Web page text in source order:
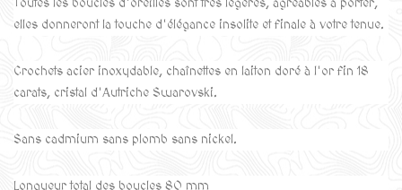
Toutes les boucles d'oreilles sont très légères, agréables à porter,
elles donneront la touche d'élégance insolite et finale à votre tenue.
Crochets acier inoxydable, chaînettes en laiton doré à l'or fin 18
carats, cristal d'Autriche Swarovski.
Sans cadmium sans plomb sans nickel.
Longueur total des boucles 80 mm